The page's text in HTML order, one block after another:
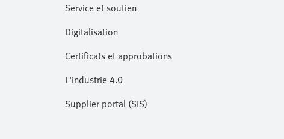
Service et soutien
Digitalisation
Certificats et approbations
L'industrie 4.0
Supplier portal (SIS)